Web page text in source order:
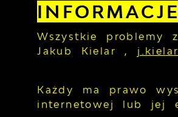
Wszystkie problemy
Jakub Kielar ,
Każdy ma prawo
internetowej lub jej